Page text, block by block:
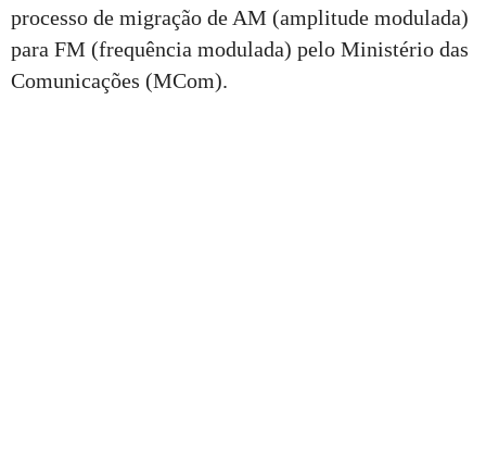
processo de migração de AM (amplitude modulada)
para FM (frequência modulada) pelo Ministério das
Comunicações (MCom).